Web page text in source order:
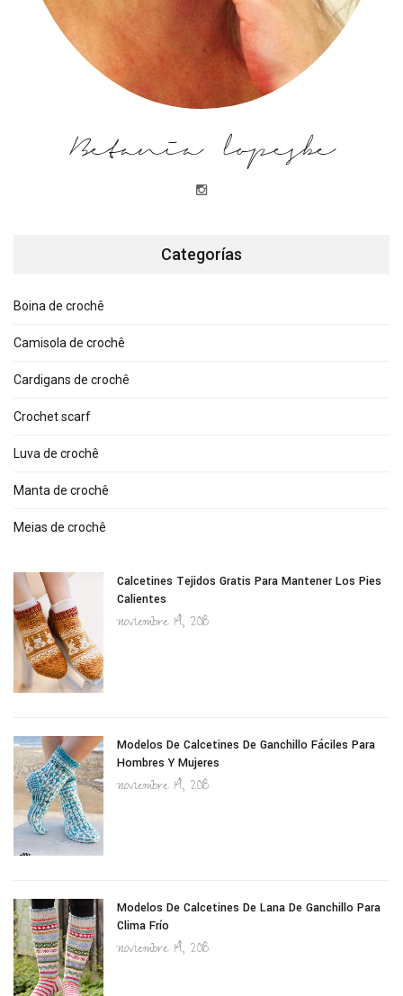
Betania lopesbe
Categorías
Boina de crochê
Camisola de crochê
Cardigans de crochê
Crochet scarf
Luva de crochê
Manta de crochê
Meias de crochê
Calcetines Tejidos Gratis Para Mantener Los Pies
Calientes
noviembre 14, 2018
Modelos De Calcetines De Ganchillo Fáciles Para
Hombres Y Mujeres
noviembre 14, 2018
Modelos De Calcetines De Lana De Ganchillo Para
Clima Frío
noviembre 14, 2018